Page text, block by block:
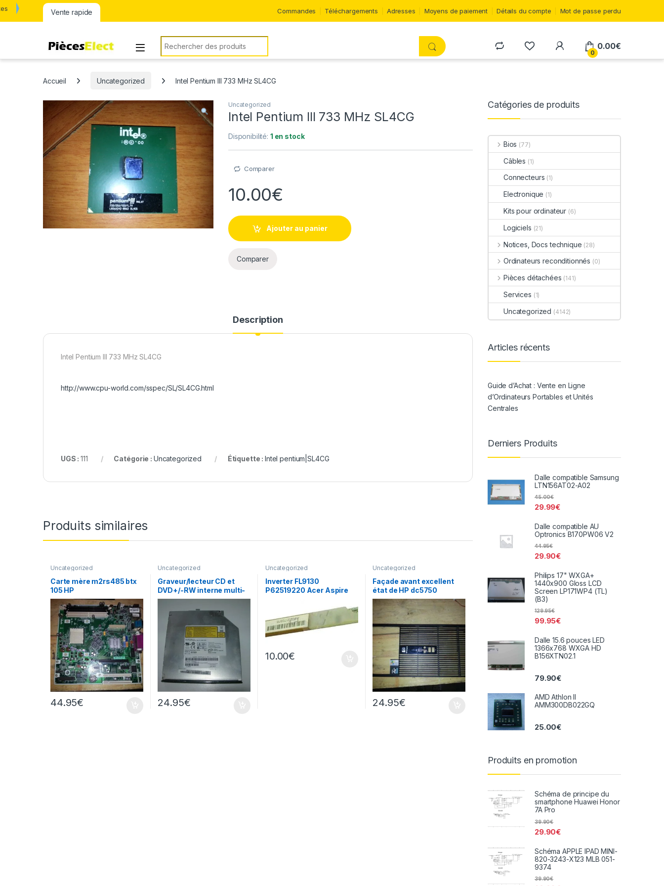
Vente rapide Commandes Téléchargements Adresses Moyens de paiement Détails du compte Mot de passe perdu
Rechercher:
0
0.00€
Accueil Uncategorized Intel Pentium III 733 MHz SL4CG
Uncategorized
Intel Pentium III 733 MHz SL4CG
Disponibilité: 1 en stock
Comparer
10.00€
Ajouter au panier
Comparer
Description
Intel Pentium III 733 MHz SL4CG
http://www.cpu-world.com/sspec/SL/SL4CG.html
UGS :111 Catégorie : Uncategorized Étiquette :Intel pentium|SL4CG
Produits similaires
Uncategorized
Carte mère m2rs485 btx
105 HP
44.95€
Uncategorized
Graveur/lecteur CD et
DVD+/-RW interne multi-
recorder portable AD-
24.95€
Uncategorized
Inverter FL9130
P62519220 Acer Aspire
10.00€
Uncategorized
Façade avant excellent
état de HP dc5750
24.95€
Catégories de produits
Bios (77)
Câbles (1)
Connecteurs (1)
Electronique (1)
Kits pour ordinateur (6)
Logiciels (21)
Notices, Docs technique (28)
Ordinateurs reconditionnés (0)
Pièces détachées (141)
Services (1)
Uncategorized (4142)
Articles récents
Guide d’Achat : Vente en Ligne
d’Ordinateurs Portables et Unités
Centrales
Derniers Produits
Dalle compatible Samsung
LTN156AT02-A02
29.99€
45.00€
Dalle compatible AU
Optronics B170PW06 V2
29.90€
44.95€
Philips 17" WXGA+
1440x900 Gloss LCD
Screen LP171WP4 (TL)
(B3)
99.95€
129.95€
Dalle 15.6 pouces LED
1366x768 WXGA HD
B156XTN02.1
79.90€
AMD Athlon II
AMM300DB022GQ
25.00€
Produits en promotion
Schéma de principe du
smartphone Huawei Honor
7A Pro
29.90€
39.90€
Schéma APPLE IPAD MINI-
820-3243-X123 MLB 051-
9374
39.90€